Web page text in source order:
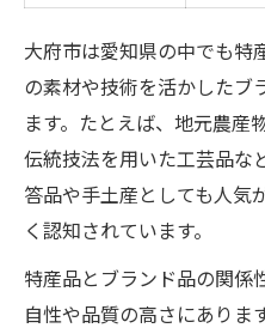
大府市は愛知県の中でも特
の素材や技術を活かしたブ
ます。たとえば、地元農産
伝統技法を用いた工芸品な
答品や手土産としても人気
く認知されています。
特産品とブランド品の関係
自性や品質の高さにありま